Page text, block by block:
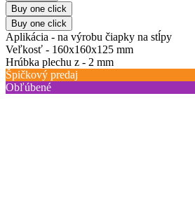
Buy one click
Buy one click
Aplikácia - na výrobu čiapky na stĺpy
Veľkosť - 160x160x125 mm
Hrúbka plechu z - 2 mm
Špičkový predaj
Obľúbené